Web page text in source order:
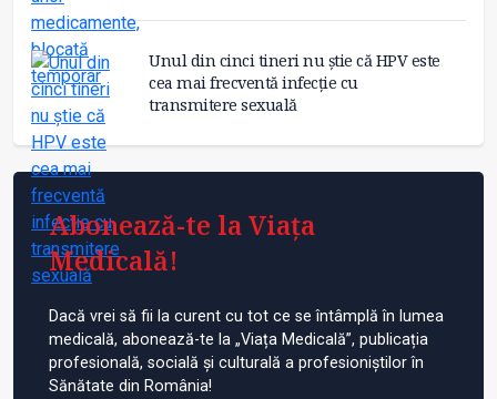
Unul din cinci tineri nu știe că HPV este
cea mai frecventă infecție cu
transmitere sexuală
Abonează-te la Viața
Medicală!
Dacă vrei să fii la curent cu tot ce se întâmplă în lumea
medicală, abonează-te la „Viața Medicală”, publicația
profesională, socială și culturală a profesioniștilor în
Sănătate din România!